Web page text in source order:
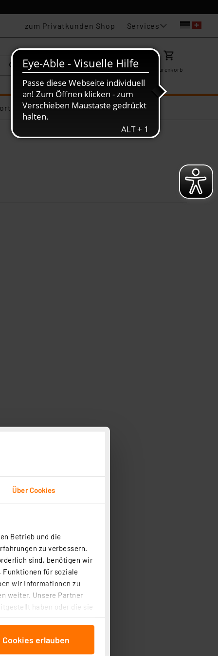
Über Cookies
Betrieb und die
zu verbessern.
sind, benötigen wir
Funktionen für soziale
wir Informationen zu
weiter. Unsere Partner
haben oder die sie
(Art. 6
ist durch Klick auf den
Cookies erlauben
zum Privatkunden Shop Services
KarriereMein ELV Merkzettel Warenkorb
Deals